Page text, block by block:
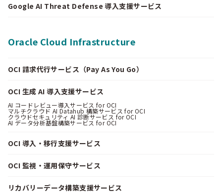
Google AI Threat Defense 導入支援サービス
Oracle Cloud Infrastructure
OCI 請求代行サービス（Pay As You Go）
OCI 生成 AI 導入支援サービス
AI コードレビュー導入サービス for OCI
マルチクラウド AI Datahub 構築サービス for OCI
クラウドセキュリティ AI 診断サービス for OCI
AI データ分析基盤構築サービス for OCI
OCI 導入・移行支援サービス
OCI 監視・運用保守サービス
リカバリーデータ構築支援サービス